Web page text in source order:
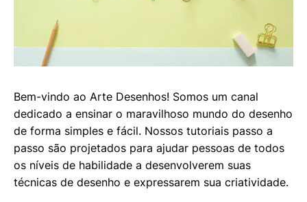
Bem-vindo ao Arte Desenhos! Somos um canal
dedicado a ensinar o maravilhoso mundo do desenho
de forma simples e fácil. Nossos tutoriais passo a
passo são projetados para ajudar pessoas de todos
os níveis de habilidade a desenvolverem suas
técnicas de desenho e expressarem sua criatividade.